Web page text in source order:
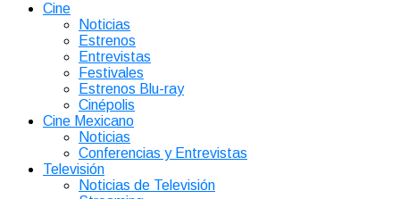
Cine
Noticias
Estrenos
Entrevistas
Festivales
Estrenos Blu-ray
Cinépolis
Cine Mexicano
Noticias
Conferencias y Entrevistas
Televisión
Noticias de Televisión